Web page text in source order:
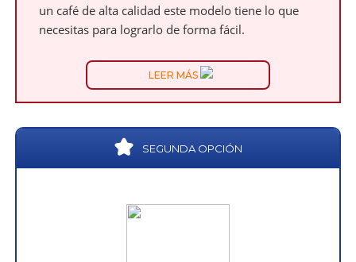
un café de alta calidad este modelo tiene lo que
necesitas para lograrlo de forma fácil.
LEER MÁS
SEGUNDA OPCIÓN